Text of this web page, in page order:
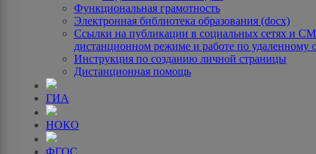
Функциональная грамотность
Электронная библиотека образования (docx)
Ссылки на публикации в социальных сетях и
дистанционном режиме и работе по удаленному
Инструкция по созданию личной страницы
Дистанционная помощь
ГИА
НОКО
ФГОС